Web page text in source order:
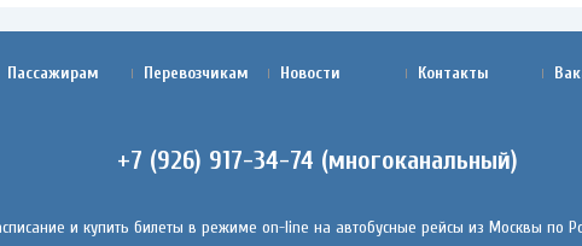
Пассажирам Перевозчикам Новости Контакты
+7 (926) 917-34-74 (многоканальный)
и купить билеты в режиме on-line на автобусные рейсы из Москвы по